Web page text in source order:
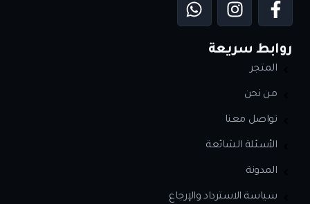
روابط سريعة
المتجر
من نحن
تواصل معنا
الأسئلة الشائعة
المدونة
سياسة الاسترداد والإرجاع